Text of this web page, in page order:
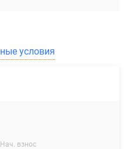
условия
Нач. взнос